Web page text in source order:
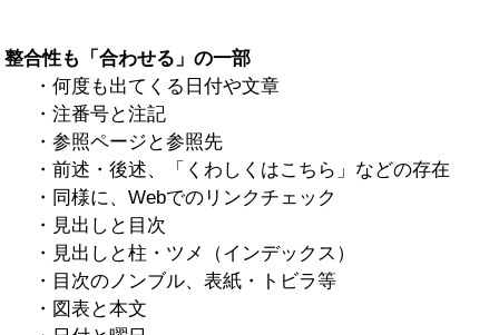
整合性も「合わせる」の一部
・何度も出てくる日付や文章
・注番号と注記
・参照ページと参照先
・前述・後述、「くわしくはこちら」などの存在
・同様に、Webでのリンクチェック
・見出しと目次
・見出しと柱・ツメ（インデックス）
・目次のノンブル、表紙・トビラ等
・図表と本文